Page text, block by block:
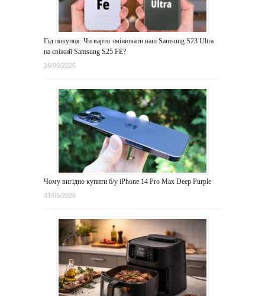
Гід покупця: Чи варто змінювати ваш Samsung S23 Ultra
на свіжий Samsung S25 FE?
16/06/2026
Чому вигідно купити б/у iPhone 14 Pro Max Deep Purple
31/05/2026